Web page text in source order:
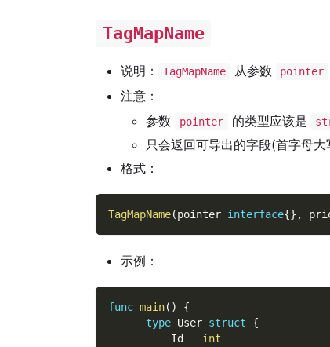
TagMapName
说明： TagMapName 从参数 pointer
注意：
参数
pointer 的类型应该是
只会返回可导出的字段(首字母大
格式：
TagMapName(pointer interface{} ,
示例：
func main( )
{
type User struct
{
          Id
int